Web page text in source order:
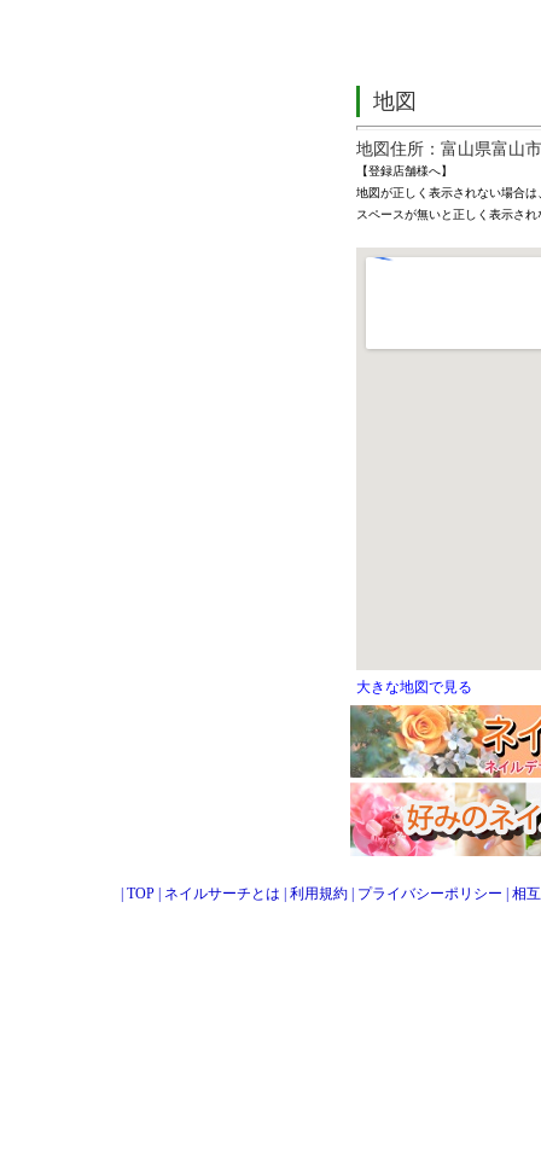
地図
地図住所：富山県富山
【登録店舗様へ】
地図が正しく表示されない場合
スペースが無いと正しく表示さ
大きな地図で見る
TOP ネイルサーチとは 利用規約 プライバシーポリシー 相